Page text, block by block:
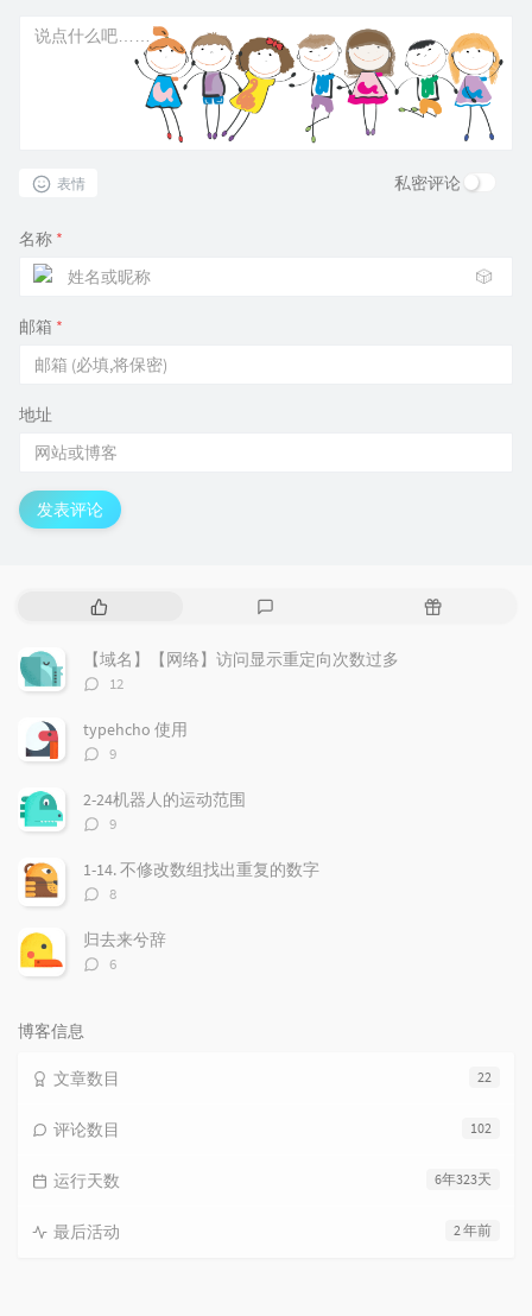
表情 私密评论
名称 *
🎲
邮箱 *
地址
发表评论
热
文
章
评
论
随
【域名】【网络】访问显示重定向次数过多
评
数：
12
typehcho 使用
评
数：
9
2-24机器人的运动范围
评
数：
9
1-14. 不修改数组找出重复的数字
评
数：
8
归去来兮辞
评
6
博客信息
22
文章数目
102
评论数目
6年323天
运行天数
2 年前
最后活动